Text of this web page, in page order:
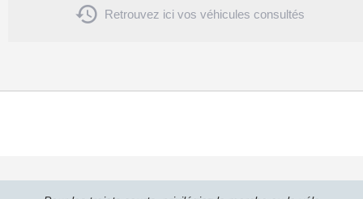
 Retrouvez ici vos véhicules consultés